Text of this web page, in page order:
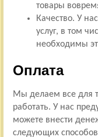
товары
Качество. У
услуг, в том
необходимы
Оплата
Мы делаем все для
работать. У нас
можете внести
следующих